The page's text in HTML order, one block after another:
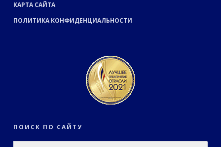
КАРТА САЙТА
ПОЛИТИКА КОНФИДЕНЦИАЛЬНОСТИ
ПОИСК ПО САЙТУ